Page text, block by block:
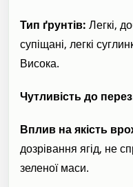
Тип ґрунтів: Легкі,
супіщані, легкі
Висока.
Чутливість до
Вплив на якість
дозрівання ягід, не
зеленої маси.